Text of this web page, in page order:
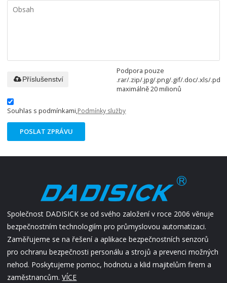
Podpora pouze
.rar/.zip/.jpg/.png/.gif/.doc/.xls/.pdf,
maximálně 20 milionů
Příslušenství
Souhlas s podmínkami,Podmínky služby
POSLAT ZPRÁVU
Společnost DADISICK se od svého založení v roce 2006 věnuje
bezpečnostním technologiím pro průmyslovou automatizaci.
Zaměřujeme se na řešení a aplikace bezpečnostních senzorů
pro ochranu bezpečnosti personálu a strojů a prevenci možných
nehod. Poskytujeme pomoc, hodnotu a klid majitelům firem a
zaměstnancům.VÍCE